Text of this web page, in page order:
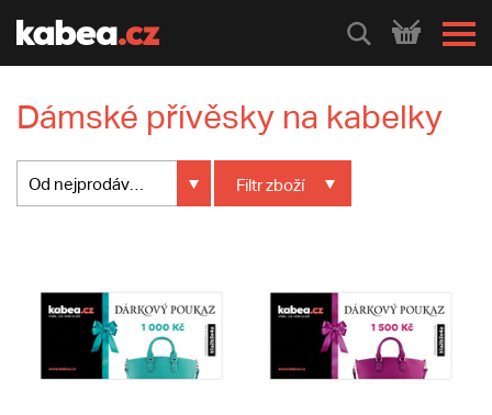
HLEDEJ
Dámské přívěsky na kabelky
Filtrzboží